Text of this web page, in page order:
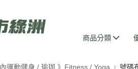
商品分類
運動健身 / 瑜珈 》Fitness / Yoga 號碼